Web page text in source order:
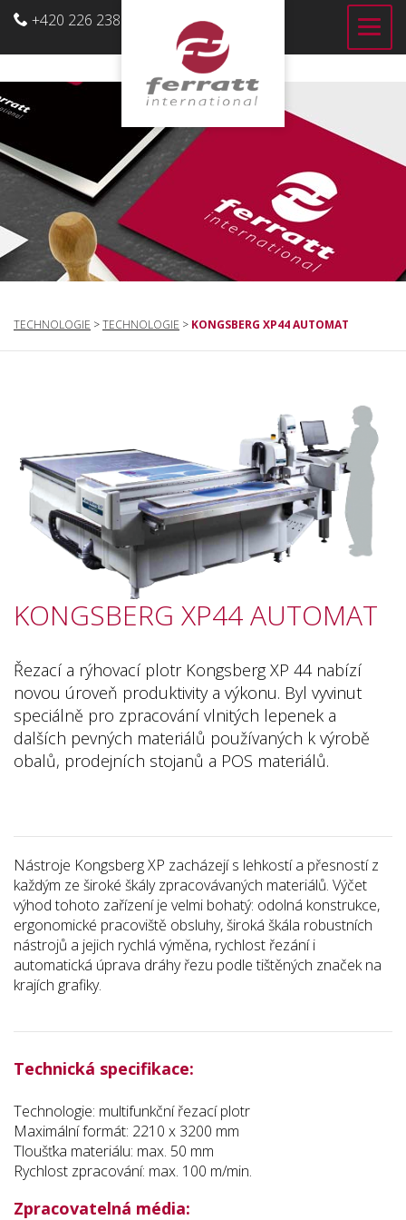
+420 226 238 700
CZ
TECHNOLOGIE >TECHNOLOGIE > KONGSBERG XP44 AUTOMAT
KONGSBERG XP44 AUTOMAT
Řezací a rýhovací plotr Kongsberg XP 44 nabízí
novou úroveň produktivity a výkonu. Byl vyvinut
speciálně pro zpracování vlnitých lepenek a
dalších pevných materiálů používaných k výrobě
obalů, prodejních stojanů a POS materiálů.
Nástroje Kongsberg XP zacházejí s lehkostí a přesností z
každým ze široké škály zpracovávaných materiálů. Výčet
výhod tohoto zařízení je velmi bohatý: odolná konstrukce,
ergonomické pracoviště obsluhy, široká škála robustních
nástrojů a jejich rychlá výměna, rychlost řezání i
automatická úprava dráhy řezu podle tištěných značek na
krajích grafiky.
Technická specifikace:
Technologie: multifunkční řezací plotr
Maximální formát: 2210 x 3200 mm
Tloušťka materiálu: max. 50 mm
Rychlost zpracování: max. 100 m/min.
Zpracovatelná média: